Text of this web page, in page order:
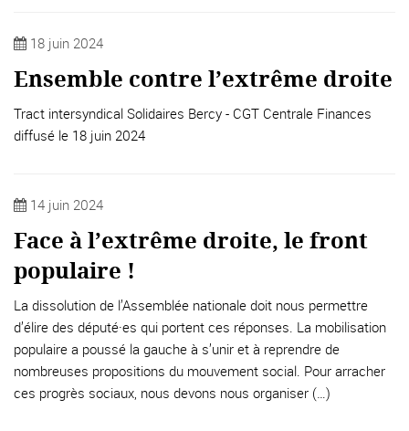
18 juin 2024
Ensemble contre l’extrême droite
Tract intersyndical Solidaires Bercy - CGT Centrale Finances
diffusé le 18 juin 2024
14 juin 2024
Face à l’extrême droite, le front
populaire !
La dissolution de l’Assemblée nationale doit nous permettre
d’élire des député·es qui portent ces réponses. La mobilisation
populaire a poussé la gauche à s’unir et à reprendre de
nombreuses propositions du mouvement social. Pour arracher
ces progrès sociaux, nous devons nous organiser (…)